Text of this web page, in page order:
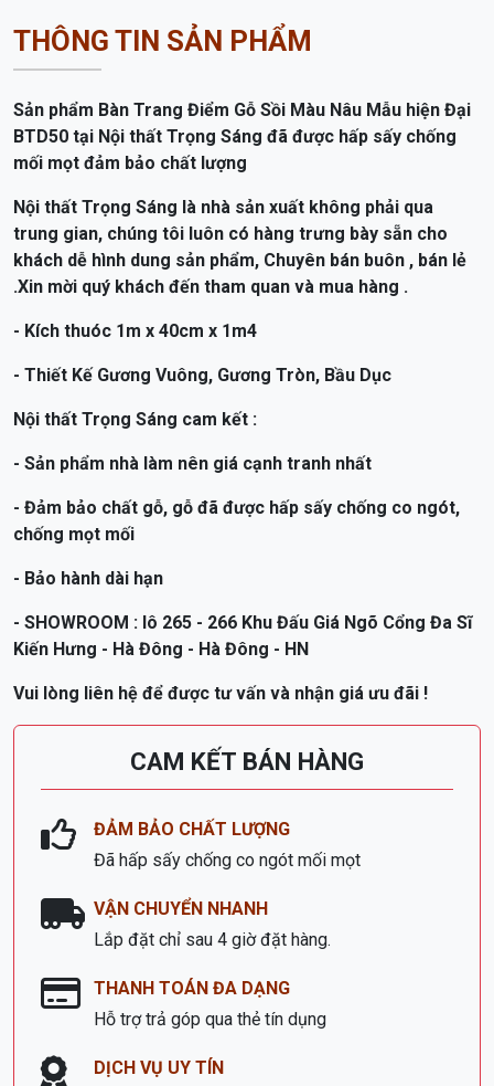
THÔNG TIN SẢN PHẨM
Sản phẩm Bàn Trang Điểm Gỗ Sồi Màu Nâu Mẫu hiện Đại
BTD50 tại Nội thất Trọng Sáng đã được hấp sấy chống
mối mọt đảm bảo chất lượng
Nội thất Trọng Sáng là nhà sản xuất không phải qua
trung gian, chúng tôi luôn có hàng trưng bày sẵn cho
khách dễ hình dung sản phẩm, Chuyên bán buôn , bán lẻ
.Xin mời quý khách đến tham quan và mua hàng .
- Kích thuóc 1m x 40cm x 1m4
- Thiết Kế Gương Vuông, Gương Tròn, Bầu Dục
Nội thất Trọng Sáng cam kết :
- Sản phẩm nhà làm nên giá cạnh tranh nhất
- Đảm bảo chất gỗ, gỗ đã được hấp sấy chống co ngót,
chống mọt mối
- Bảo hành dài hạn
- SHOWROOM : lô 265 - 266 Khu Đấu Giá Ngõ Cổng Đa Sĩ
Kiến Hưng - Hà Đông - Hà Đông - HN
Vui lòng liên hệ để được tư vấn và nhận giá ưu đãi !
CAM KẾT BÁN HÀNG
ĐẢM BẢO CHẤT LƯỢNG
Đã hấp sấy chống co ngót mối mọt
VẬN CHUYỂN NHANH
Lắp đặt chỉ sau 4 giờ đặt hàng.
THANH TOÁN ĐA DẠNG
Hỗ trợ trả góp qua thẻ tín dụng
DỊCH VỤ UY TÍN